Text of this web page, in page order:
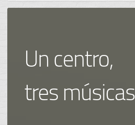
Un centro,
tres músicas